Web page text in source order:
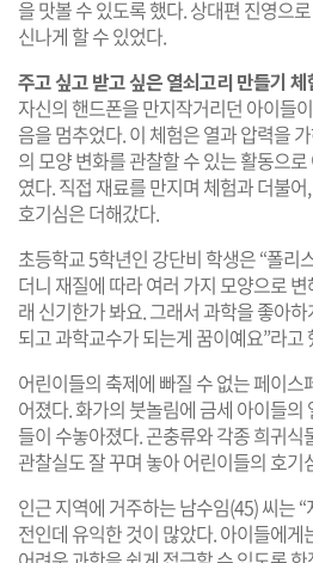
을 맛볼 수 있도록 했다. 상대편 진영으
신나게 할 수 있었다.
주고 싶고 받고 싶은 열쇠고리 만들기 체
자신의 핸드폰을 만지작거리던 아이들
음을 멈추었다. 이 체험은 열과 압력을
의 모양 변화를 관찰할 수 있는 활동으
였다. 직접 재료를 만지며 체험과 더불
호기심은 더해갔다.
초등학교 5학년인 강단비 학생은 “폴리
더니 재질에 따라 여러 가지 모양으로
래 신기한가 봐요. 그래서 과학을 좋아
되고 과학교수가 되는게 꿈이예요”라고
어린이들의 축제에 빠질 수 없는 페이스
어졌다. 화가의 붓놀림에 금세 아이들의
들이 수놓아졌다. 곤충류와 각종 희귀
관찰실도 잘 꾸며 놓아 어린이들의 호기
인근 지역에 거주하는 남수임(45) 씨는
전인데 유익한 것이 많았다. 아이들에게